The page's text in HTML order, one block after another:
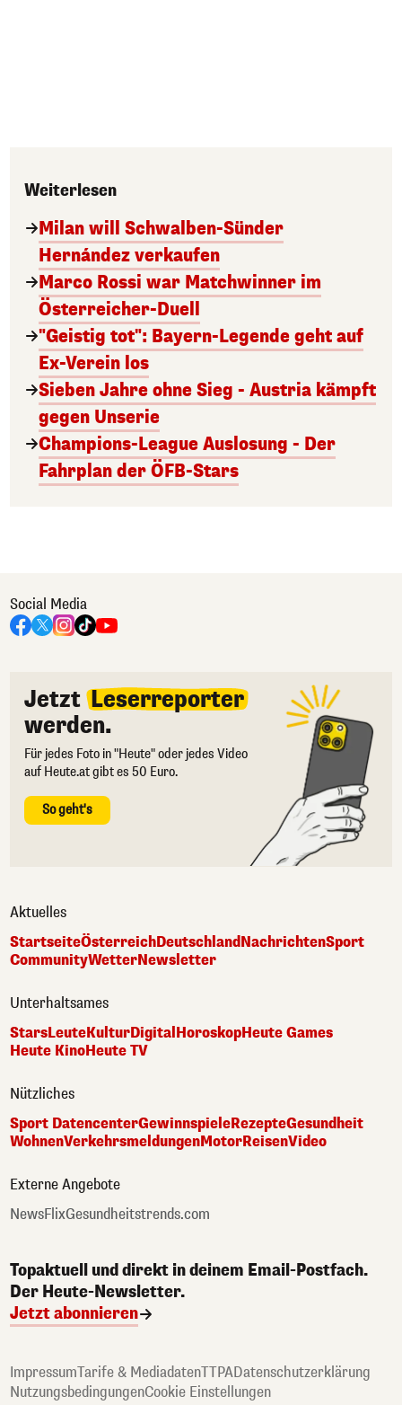
Weiterlesen
Milan will Schwalben-Sünder
Hernández verkaufen
Marco Rossi war Matchwinner im
Österreicher-Duell
"Geistig tot": Bayern-Legende geht auf
Ex-Verein los
Sieben Jahre ohne Sieg - Austria kämpft
gegen Unserie
Champions-League Auslosung - Der
Fahrplan der ÖFB-Stars
Social Media
Jetzt Leserreporter
werden.
Für jedes Foto in "Heute" oder jedes Video
auf Heute.at gibt es 50 Euro.
So geht's
Aktuelles
StartseiteÖsterreichDeutschlandNachrichtenSport
CommunityWetterNewsletter
Unterhaltsames
StarsLeuteKulturDigital HoroskopHeute Games
Heute KinoHeute TV
Nützliches
Sport DatencenterGewinnspieleRezepteGesundheit
WohnenVerkehrsmeldungenMotorReisenVideo
Externe Angebote
NewsFlixGesundheitstrends.com
Topaktuell und direkt in deinem Email-Postfach.
Der Heute-Newsletter.
Jetzt abonnieren
ImpressumTarife & MediadatenTTPADatenschutzerklärung
NutzungsbedingungenCookie Einstellungen